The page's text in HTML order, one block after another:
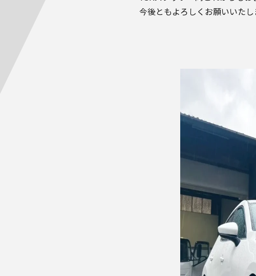
今後ともよろしくお願いいたし